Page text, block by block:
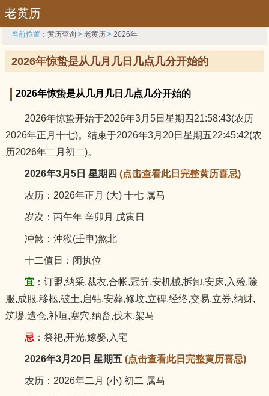
老黄历
当前位置：黄历查询 >老黄历 >2026年
2026年惊蛰是从几月几日几点几分开始的
2026年惊蛰是从几月几日几点几分开始的
2026年惊蛰开始于2026年3月5日星期四21:58:43(农历
2026年正月十七)。结束于2026年3月20日星期五22:45:42(农
历2026年二月初二)。
2026年3月5日 星期四 (点击查看此日完整黄历喜忌)
农历：2026年正月 (大) 十七 属马
岁次：丙午年 辛卯月 戊寅日
冲煞：沖猴(壬申)煞北
十二值日：闭执位
宜：订盟,纳采,裁衣,合帐,冠笄,安机械,拆卸,安床,入殓,除
服,成服,移柩,破土,启钻,安葬,修坟,立碑,经络,交易,立券,纳财,
筑堤,造仓,补垣,塞穴,纳畜,伐木,架马
忌 ：祭祀,开光,嫁娶,入宅
2026年3月20日 星期五 (点击查看此日完整黄历喜忌)
农历：2026年二月 (小) 初二 属马